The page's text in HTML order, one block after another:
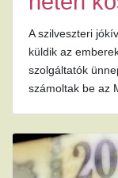
A szilveszteri
küldik az
szolgáltatók
számoltak be az